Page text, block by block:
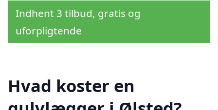
Indhent 3 tilbud, gratis og
uforpligtende
Hvad koster en